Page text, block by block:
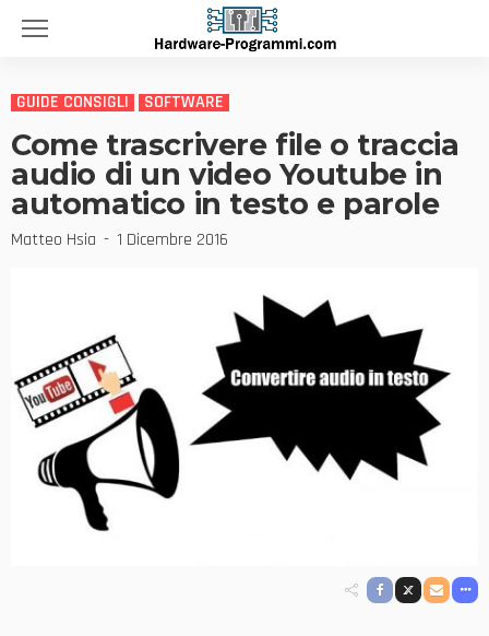
GUIDE CONSIGLI SOFTWARE
Come trascrivere file o traccia
audio di un video Youtube in
automatico in testo e parole
Matteo Hsia 1 Dicembre 2016